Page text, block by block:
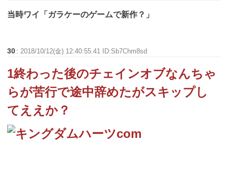
当時ワイ「ガラケーのゲームで新作？」
30 : 2018/10/12(金) 12:40:55.41 ID:Sb7Chm8sd
1終わった後のチェインオブなんちゃ
らが苦行で途中辞めたがスキップし
てええか？